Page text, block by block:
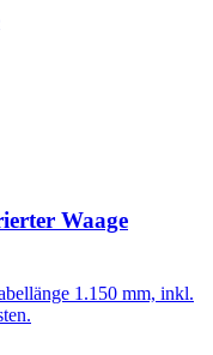
Waage
1.150 mm, inkl.